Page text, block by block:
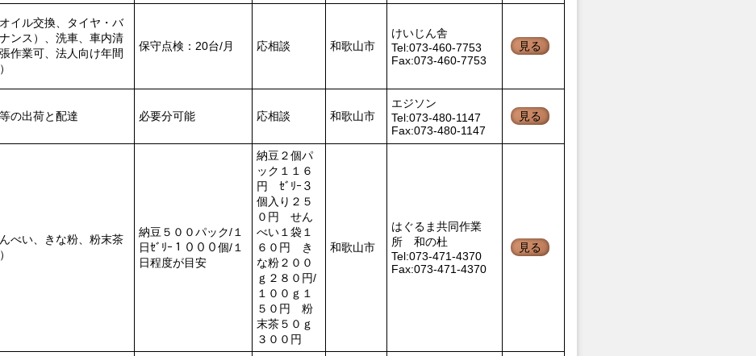
イル交換、タイヤ・バ
ンス）、洗車、車内清
作業可、法人向け年間
保守点検：20台/月 応相談 和歌山市
けいじん舎
Tel:073-460-7753
Fax:073-460-7753
見る
の出荷と配達 必要分可能 応相談 和歌山市
エジソン
Tel:073-480-1147
Fax:073-480-1147
見る
べい、きな粉、粉末茶
納豆５００パック/１
日ｾﾞﾘｰ１０００個/１
日程度が目安
納豆２個パ
ック１１６
円 ｾﾞﾘｰ３
個入り２５
０円 せん
べい１袋１
６０円 き
な粉２００
ｇ２８０円/
１００ｇ１
５０円 粉
末茶５０ｇ
３００円
和歌山市
はぐるま共同作業
所 和の杜
Tel:073-471-4370
Fax:073-471-4370
見る